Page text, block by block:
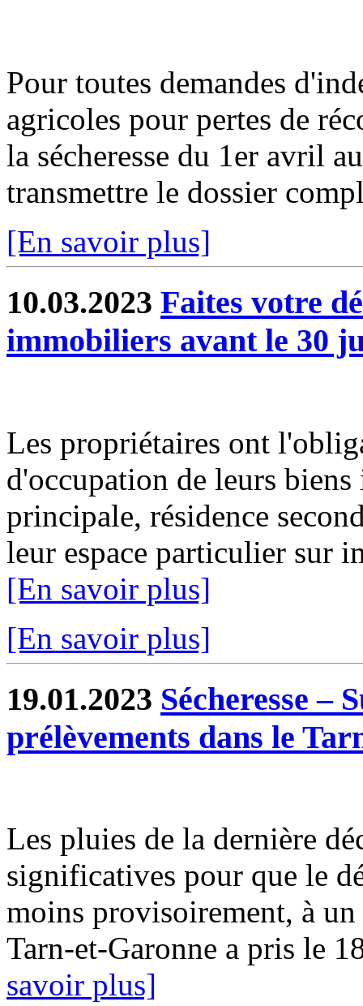
Pour toutes demandes
agricoles pour pertes de
la sécheresse du 1er avril
transmettre le dossier
[En savoir plus]
10.03.2023 Faites votre
immobiliers avant le 30
Les propriétaires ont
d'occupation de leurs
principale, résidence
leur espace particulier sur
[En savoir plus]
[En savoir plus]
19.01.2023 Sécheresse –
prélèvements dans le
Les pluies de la dernière
significatives pour que le
moins provisoirement, à
Tarn-et-Garonne a pris le
savoir plus]